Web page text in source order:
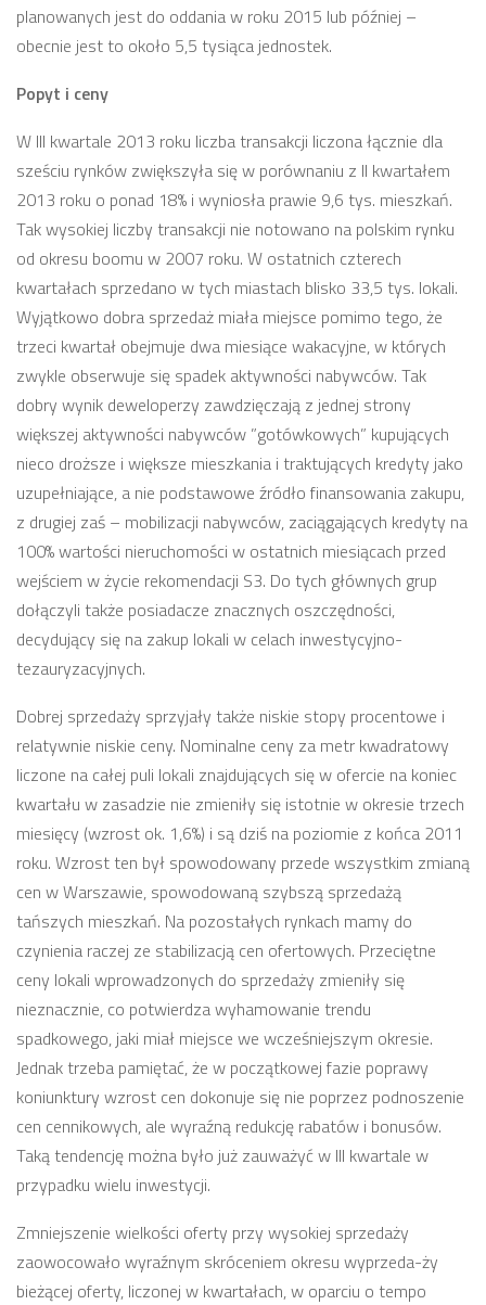
planowanych jest do oddania w roku 2015 lub później –
obecnie jest to około 5,5 tysiąca jednostek.
Popyt i ceny
W III kwartale 2013 roku liczba transakcji liczona łącznie dla
sześciu rynków zwiększyła się w porównaniu z II kwartałem
2013 roku o ponad 18% i wyniosła prawie 9,6 tys. mieszkań.
Tak wysokiej liczby transakcji nie notowano na polskim rynku
od okresu boomu w 2007 roku. W ostatnich czterech
kwartałach sprzedano w tych miastach blisko 33,5 tys. lokali.
Wyjątkowo dobra sprzedaż miała miejsce pomimo tego, że
trzeci kwartał obejmuje dwa miesiące wakacyjne, w których
zwykle obserwuje się spadek aktywności nabywców. Tak
dobry wynik deweloperzy zawdzięczają z jednej strony
większej aktywności nabywców ”gotówkowych” kupujących
nieco droższe i większe mieszkania i traktujących kredyty jako
uzupełniające, a nie podstawowe źródło finansowania zakupu,
z drugiej zaś – mobilizacji nabywców, zaciągających kredyty na
100% wartości nieruchomości w ostatnich miesiącach przed
wejściem w życie rekomendacji S3. Do tych głównych grup
dołączyli także posiadacze znacznych oszczędności,
decydujący się na zakup lokali w celach inwestycyjno-
tezauryzacyjnych.
Dobrej sprzedaży sprzyjały także niskie stopy procentowe i
relatywnie niskie ceny. Nominalne ceny za metr kwadratowy
liczone na całej puli lokali znajdujących się w ofercie na koniec
kwartału w zasadzie nie zmieniły się istotnie w okresie trzech
miesięcy (wzrost ok. 1,6%) i są dziś na poziomie z końca 2011
roku. Wzrost ten był spowodowany przede wszystkim zmianą
cen w Warszawie, spowodowaną szybszą sprzedażą
tańszych mieszkań. Na pozostałych rynkach mamy do
czynienia raczej ze stabilizacją cen ofertowych. Przeciętne
ceny lokali wprowadzonych do sprzedaży zmieniły się
nieznacznie, co potwierdza wyhamowanie trendu
spadkowego, jaki miał miejsce we wcześniejszym okresie.
Jednak trzeba pamiętać, że w początkowej fazie poprawy
koniunktury wzrost cen dokonuje się nie poprzez podnoszenie
cen cennikowych, ale wyraźną redukcję rabatów i bonusów.
Taką tendencję można było już zauważyć w III kwartale w
przypadku wielu inwestycji.
Zmniejszenie wielkości oferty przy wysokiej sprzedaży
zaowocowało wyraźnym skróceniem okresu wyprzeda-ży
bieżącej oferty, liczonej w kwartałach, w oparciu o tempo